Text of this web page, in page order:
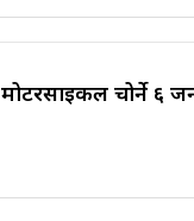
मोटरसाइकल चोर्ने ६